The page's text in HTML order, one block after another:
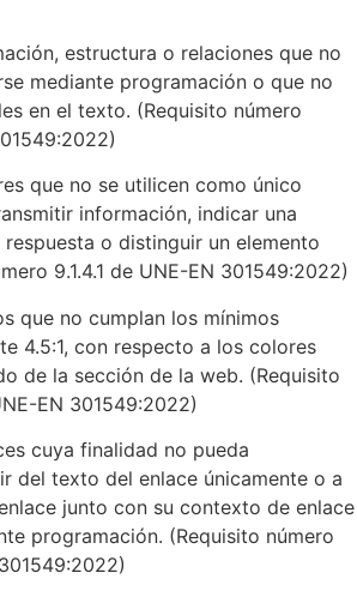
estructura o relaciones que no
mediante programación o que no
en el texto. (Requisito número
que no se utilicen como único
información, indicar una
o distinguir un elemento
9.1.4.1 de UNE-EN 301549:2022)
que no cumplan los mínimos
4.5:1, con respecto a los colores
de la sección de la web. (Requisito
EN 301549:2022)
cuya finalidad no pueda
del texto del enlace únicamente o a
junto con su contexto de enlace
programación. (Requisito número